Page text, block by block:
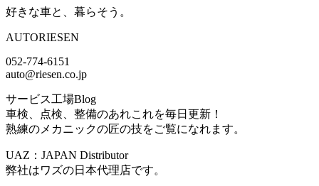
好きな車と、暮らそう。
AUTORIESEN
052-774-6151
auto@riesen.co.jp
サービス工場Blog
車検、点検、整備のあれこれを毎日更新！
熟練のメカニックの匠の技をご覧になれます。
UAZ：JAPAN Distributor
弊社はワズの日本代理店です。